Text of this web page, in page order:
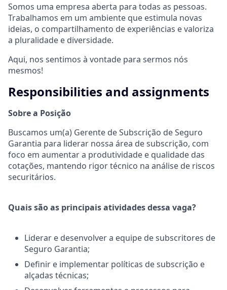
Somos uma empresa aberta para todas as pessoas.
Trabalhamos em um ambiente que estimula novas
ideias, o compartilhamento de experiências e valoriza
a pluralidade e diversidade.
Aqui, nos sentimos à vontade para sermos nós
mesmos!
Responsibilities and assignments
Sobre a Posição
Buscamos um(a) Gerente de Subscrição de Seguro
Garantia para liderar nossa área de subscrição, com
foco em aumentar a produtividade e qualidade das
cotações, mantendo rigor técnico na análise de riscos
securitários.
Quais são as principais atividades dessa vaga?
Liderar e desenvolver a equipe de subscritores de
Seguro Garantia;
Definir e implementar políticas de subscrição e
alçadas técnicas;